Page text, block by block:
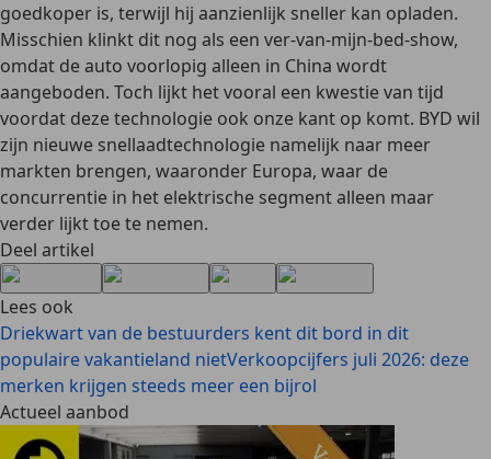
goedkoper is, terwijl hij aanzienlijk sneller kan opladen.
Misschien klinkt dit nog als een ver-van-mijn-bed-show,
omdat de auto voorlopig alleen in China wordt
aangeboden. Toch lijkt het vooral een kwestie van tijd
voordat deze technologie ook onze kant op komt. BYD wil
zijn nieuwe snellaadtechnologie namelijk naar meer
markten brengen, waaronder Europa, waar de
concurrentie in het elektrische segment alleen maar
verder lijkt toe te nemen.
Deel artikel
Lees ook
Driekwart van de bestuurders kent dit bord in dit
populaire vakantieland nietVerkoopcijfers juli 2026: deze
merken krijgen steeds meer een bijrol
Actueel aanbod